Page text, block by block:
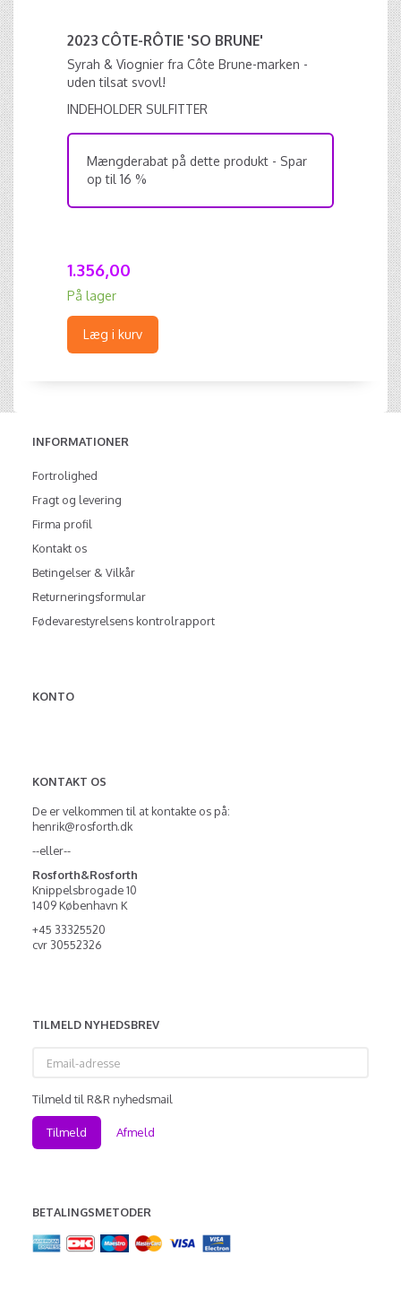
2023 CÔTE-RÔTIE 'SO BRUNE'
Syrah & Viognier fra Côte Brune-marken -
uden tilsat svovl!
INDEHOLDER SULFITTER
Mængderabat på dette produkt - Spar
op til 16 %
1.356,00
På lager
Læg i kurv
INFORMATIONER
Fortrolighed
Fragt og levering
Firma profil
Kontakt os
Betingelser & Vilkår
Returneringsformular
Fødevarestyrelsens kontrolrapport
KONTO
KONTAKT OS
De er velkommen til at kontakte os på:
henrik@rosforth.dk
--eller--
Rosforth&Rosforth
Knippelsbrogade 10
1409 København K
+45 33325520
cvr 30552326
TILMELD NYHEDSBREV
adresse
Tilmeld til R&R nyhedsmail
Tilmeld Afmeld
BETALINGSMETODER